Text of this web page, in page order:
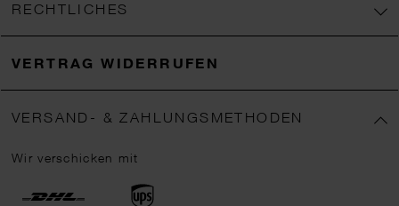
RECHTLICHES
VERTRAG WIDERRUFEN
VERSAND- & ZAHLUNGSMETHODEN
Wir verschicken mit